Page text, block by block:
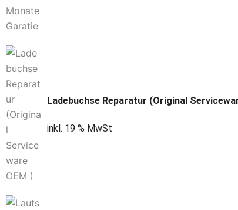
Ladebuchse Reparatur (Original
inkl. 19 % MwSt